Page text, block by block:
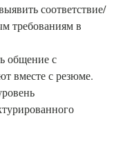
соответствие/
требованиям в
общение с
вместе с резюме.